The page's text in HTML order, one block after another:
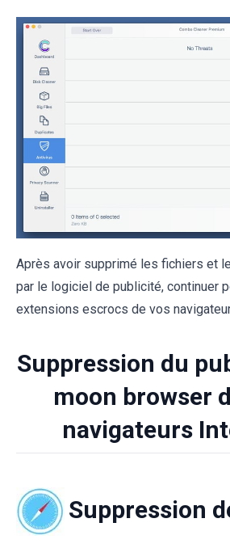
Après avoir supprimé les fichiers et
par le logiciel de publicité, continuer
extensions escrocs de vos
Suppression du
moon browser
navigateurs
Suppression